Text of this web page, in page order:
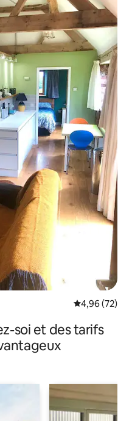
Évaluation
4,96 (72)
soi et des tarifs